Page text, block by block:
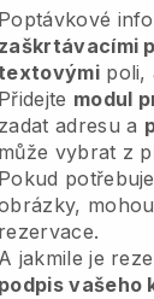
Poptávkové
zaškrtávacími
poli,
Přidejte modul
zadat adresu a
může vybrat z
Pokud
rezervace.
A jakmile je
podpis vašeho